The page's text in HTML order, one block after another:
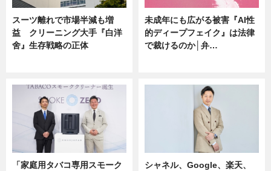
スーツ離れで市場半減も増
益 クリーニング大手『白洋
舍』生存戦略の正体
未成年にも広がる被害『AI性
的ディープフェイク』は法律
で裁けるのか│弁…
「家庭用タバコ専用スモーク
シャネル、Google、楽天、